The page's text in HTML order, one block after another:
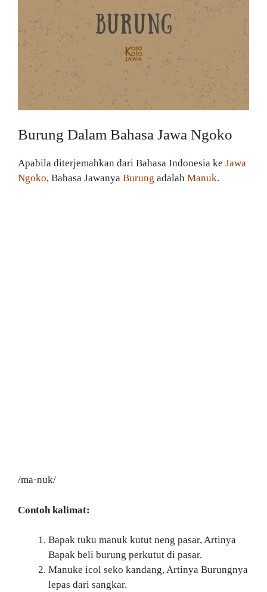
Burung Dalam Bahasa Jawa Ngoko
Apabila diterjemahkan dari Bahasa Indonesia ke Jawa
Ngoko, Bahasa Jawanya Burung adalah Manuk.
/ma·nuk/
Contoh kalimat:
Bapak tuku manuk kutut neng pasar, Artinya
Bapak beli burung perkutut di pasar.
Manuke icol seko kandang, Artinya Burungnya
lepas dari sangkar.